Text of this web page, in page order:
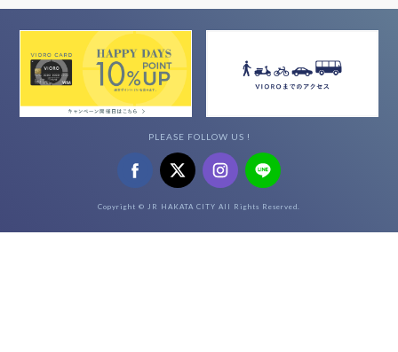
PLEASE FOLLOW US !
Copyright © JR HAKATA CITY All Rights Reserved.